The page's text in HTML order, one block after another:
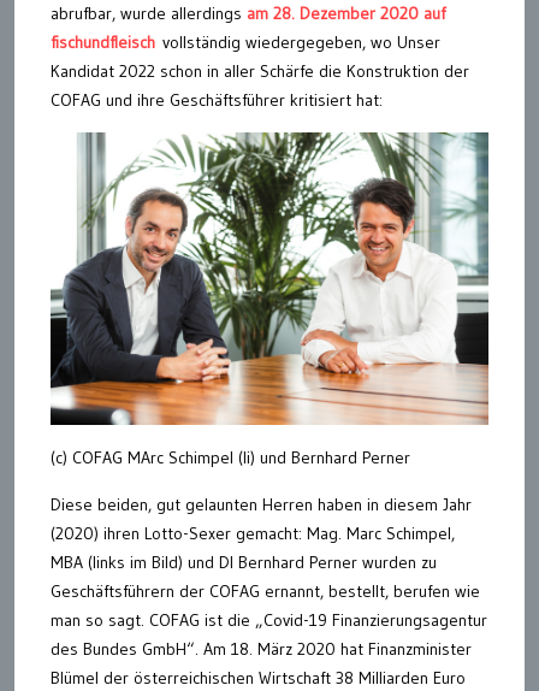
abrufbar, wurde allerdings am 28. Dezember 2020 auf
fischundfleisch vollständig wiedergegeben, wo Unser
Kandidat 2022 schon in aller Schärfe die Konstruktion der
COFAG und ihre Geschäftsführer kritisiert hat:
(c) COFAG MArc Schimpel (li) und Bernhard Perner
Diese beiden, gut gelaunten Herren haben in diesem Jahr
(2020) ihren Lotto-Sexer gemacht: Mag. Marc Schimpel,
MBA (links im Bild) und DI Bernhard Perner wurden zu
Geschäftsführern der COFAG ernannt, bestellt, berufen wie
man so sagt. COFAG ist die „Covid-19 Finanzierungsagentur
des Bundes GmbH“. Am 18. März 2020 hat Finanzminister
Blümel der österreichischen Wirtschaft 38 Milliarden Euro